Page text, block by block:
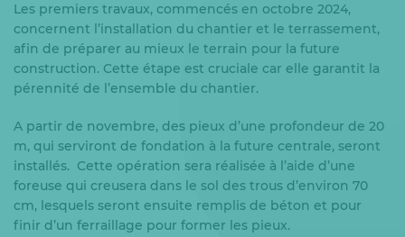
Les premiers travaux, commencés en octobre 2024,
concernent l’installation du chantier et le terrassement,
afin de préparer au mieux le terrain pour la future
construction. Cette étape est cruciale car elle garantit la
pérennité de l’ensemble du chantier.
A partir de novembre, des pieux d’une profondeur de 20
m, qui serviront de fondation à la future centrale, seront
installés. Cette opération sera réalisée à l’aide d’une
foreuse qui creusera dans le sol des trous d’environ 70
cm, lesquels seront ensuite remplis de béton et pour
finir d’un ferraillage pour former les pieux.